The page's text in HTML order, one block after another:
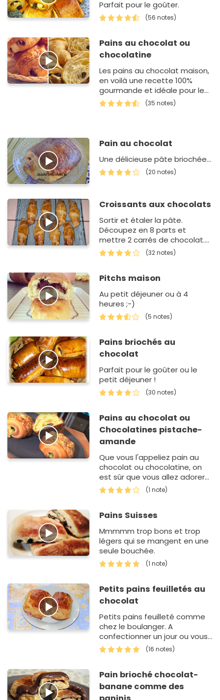
Parfait pour le goûter.
(56 notes)
Pains au chocolat ou
chocolatine
Les pains au chocolat maison,
en voilà une recette 100%
gourmande et idéale pour le
petit-déjeuner ! Une recette
qui demande un peu de
(35 notes)
Pain au chocolat
Une délicieuse pâte briochée...
(20 notes)
Croissants aux chocolats
Sortir et étaler la pâte.
Découpez en 8 parts et
mettre 2 carrés de chocolat.
Repliez et mettre au four th 7
pendant 25 à 30 min.
(32 notes)
Pitchs maison
Au petit déjeuner ou à 4
heures ;-)
(5 notes)
Pains briochés au
chocolat
Parfait pour le goûter ou le
petit déjeuner !
(30 notes)
Pains au chocolat ou
Chocolatines pistache-
amande
Que vous l'appeliez pain au
chocolat ou chocolatine, on
est sûr que vous allez adorer
cette version pistache-
amande. Un mariage original
(1 note)
Pains Suisses
Mmmmm trop bons et trop
légers qui se mangent en une
seule bouchée.
(1 note)
Petits pains feuilletés au
chocolat
Petits pains feuilleté comme
chez le boulanger. A
confectionner un jour ou vous
avez du temps car il y a quand
même 5h30 de repos au total.
(16 notes)
Pain brioché chocolat-
banane comme des